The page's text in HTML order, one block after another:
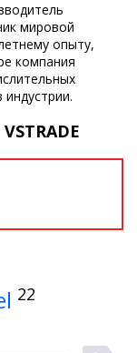
мировой
опыту,
компания
22